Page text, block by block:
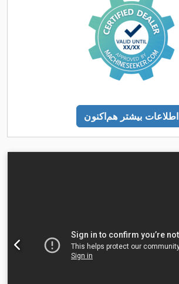
اطلاعات بیشتر هم‌اکنون